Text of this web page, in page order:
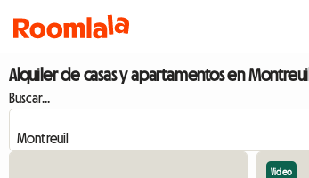
Alquiler de casas y apartamentos en Montreuil
Buscar...
Video